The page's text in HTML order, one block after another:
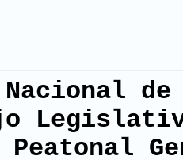
Nacional
Peatonal